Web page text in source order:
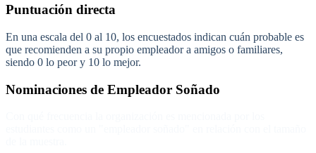
Puntuación directa
En una escala del 0 al 10, los encuestados indican cuán probable es
que recomienden a su propio empleador a amigos o familiares,
siendo 0 lo peor y 10 lo mejor.
Nominaciones de Empleador Soñado